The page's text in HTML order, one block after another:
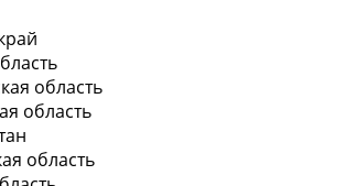
область
область
область